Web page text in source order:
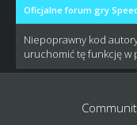
Oficjalne forum gry
Niepoprawny kod
uruchomić tę funkcję w